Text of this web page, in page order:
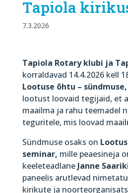
Tapiola
7.3.2026
Tapiola Rotary klubi ja
korraldavad 14.4.2026 kell
Lootuse õhtu – sündmuse,
lootust loovaid tegijaid, et
maailma ja rahu teemadel
teguritele, mis loovad
Sündmuse osaks on
seminar, mille peaesineja
keeleteadlane Janne
paneelis arutlevad
kirikute ja